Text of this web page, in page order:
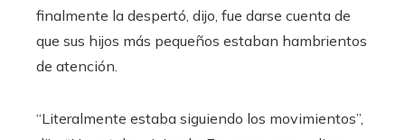
finalmente la despertó, dijo, fue darse cuenta de
que sus hijos más pequeños estaban hambrientos
de atención.
“Literalmente estaba siguiendo los movimientos”,